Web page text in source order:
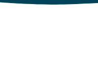
Hoppa